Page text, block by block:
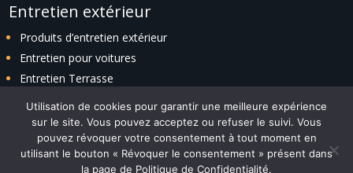
Entretien extérieur
Produits d’entretien extérieur
Entretien pour voitures
Entretien Terrasse
Entretien espaces verts
Plan du site| Politique de confidentialité| Contact
Utilisation de cookies pour garantir une meilleure expérience
sur le site. Vous pouvez acceptez ou refuser le suivi. Vous
pouvez révoquer votre consentement à tout moment en
utilisant le bouton « Révoquer le consentement » présent dans
la page de Politique de Confidentialité.